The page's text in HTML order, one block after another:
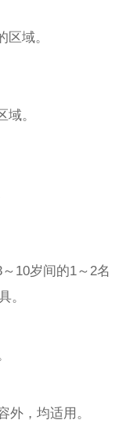
域。
。
10岁间的1～2名
。
，均适用。